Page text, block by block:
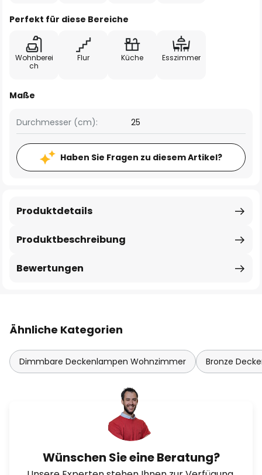
Perfekt für diese Bereiche
Wohnberei
ch
Flur Küche Esszimmer
Maße
Durchmesser (cm): 25
Haben Sie Fragen zu diesem Artikel?
Produktbeschreibung
Produktdetails
Bewertungen
Ähnliche Kategorien
Dimmbare Deckenlampen Wohnzimmer Bronze
Wünschen Sie eine Beratung?